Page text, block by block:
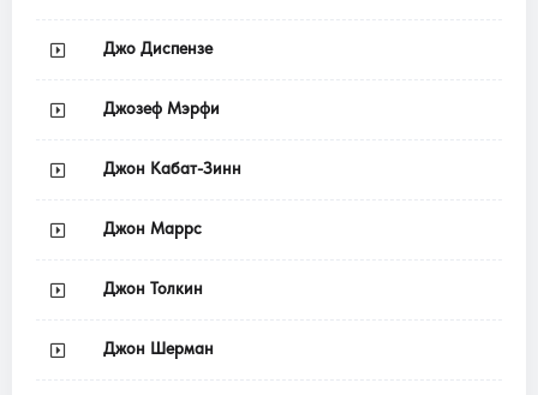
Джо Диспензе
Джозеф Мэрфи
Джон Кабат-Зинн
Джон Маррс
Джон Толкин
Джон Шерман